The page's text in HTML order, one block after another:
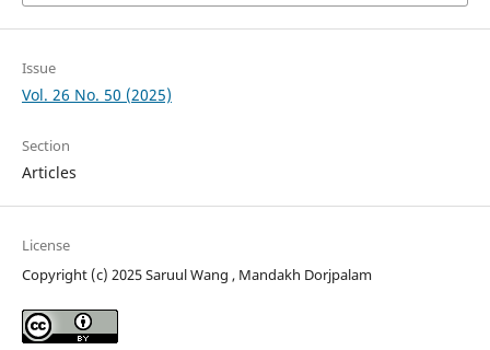
Issue
Vol. 26 No. 50 (2025)
Section
Articles
License
Copyright (c) 2025 Saruul Wang , Mandakh Dorjpalam